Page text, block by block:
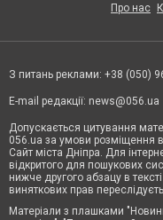
Про нас
З питань реклами: +38 (050)
E-mail редакції: news@056.ua
Допускається цитування
056.ua за умови розміщення
Сайт міста Дніпра. Для
відкритого для пошукових
нижче другого абзацу в
виняткових прав
Матеріали з плашками